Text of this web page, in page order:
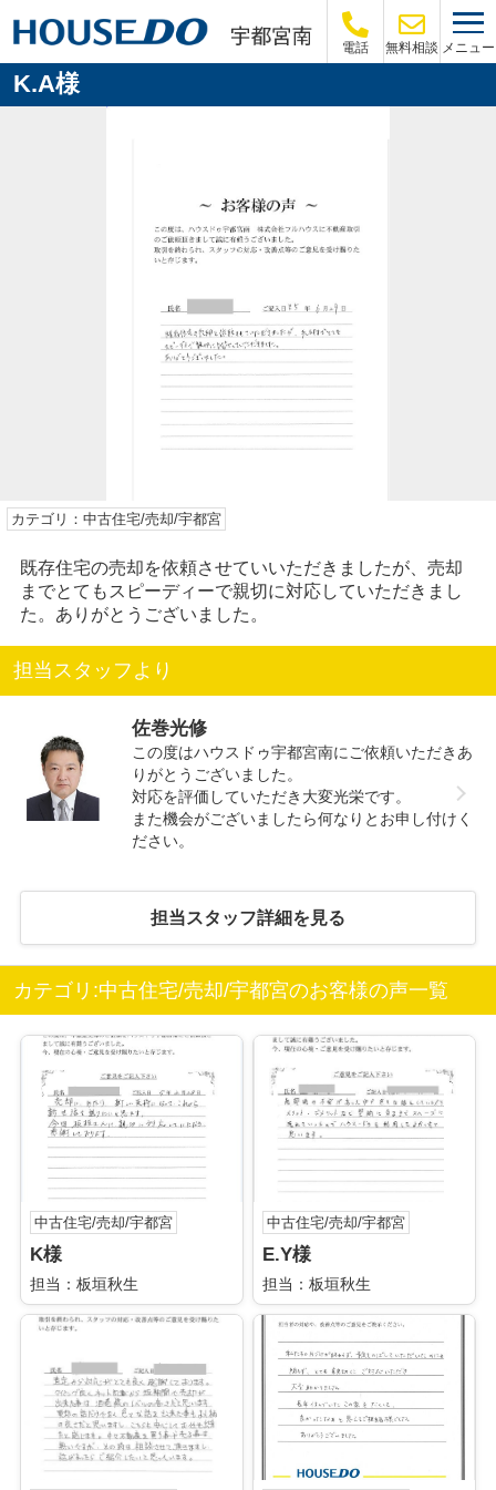
電話 無料相談 メニュー
K.A様
カテゴリ：中古住宅/売却/宇都宮
既存住宅の売却を依頼させていいただきましたが、売却
までとてもスピーディーで親切に対応していただきまし
た。ありがとうございました。
担当スタッフより
佐巻光修
この度はハウスドゥ宇都宮南にご依頼いただきあ
りがとうございました。
対応を評価していただき大変光栄です。
また機会がございましたら何なりとお申し付けく
ださい。
担当スタッフ詳細を見る
カテゴリ:中古住宅/売却/宇都宮のお客様の声一覧
中古住宅/売却/宇都宮
K様
担当：板垣秋生
中古住宅/売却/宇都宮
E.Y様
担当：板垣秋生